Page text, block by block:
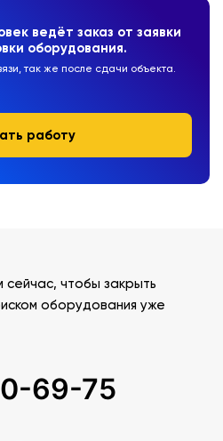
ведёт заказ от заявки
оборудования.
так же после сдачи объекта.
работу
сейчас, чтобы закрыть
оборудования уже
69-75